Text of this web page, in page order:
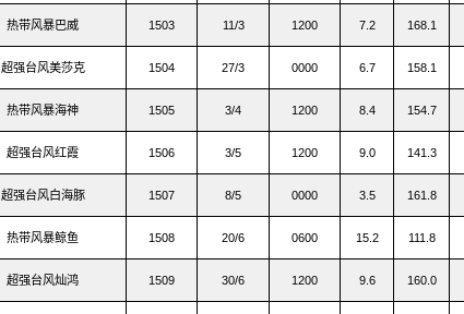
热带风暴巴威 1503 11/3 1200 7.2 168.1
超强台风美莎克 1504 27/3 0000 6.7 158.1
热带风暴海神 1505 3/4 1200 8.4 154.7
超强台风红霞 1506 3/5 1200 9.0 141.3
超强台风白海豚 1507 8/5 0000 3.5 161.8
热带风暴鲸鱼 1508 20/6 0600 15.2 111.8
超强台风灿鸿 1509 30/6 1200 9.6 160.0